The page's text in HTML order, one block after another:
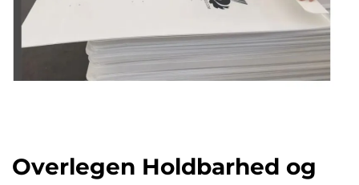
Overlegen Holdbarhed og